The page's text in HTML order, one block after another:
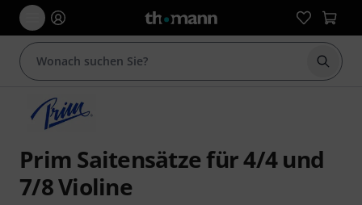
Suche
Prim Saitensätze für 4/4 und
7/8 Violine